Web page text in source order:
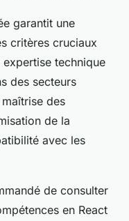
garantit une
critères cruciaux
technique
des secteurs
des
de la
avec les
de consulter
en React